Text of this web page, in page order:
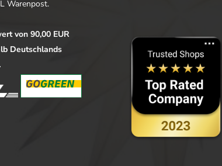
Warenpost.
von 90,00 EUR
Deutschlands